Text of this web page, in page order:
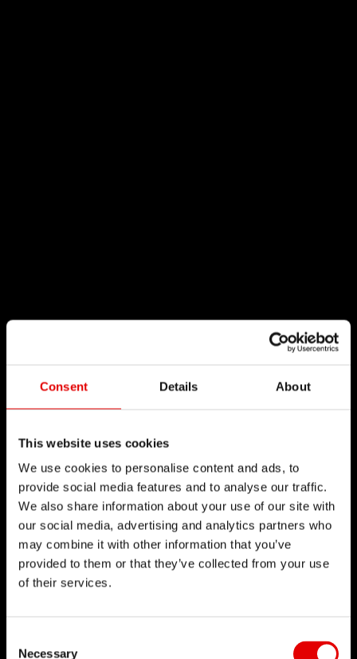
Consent Details About
This website uses cookies
We use cookies to personalise content and ads, to
provide social media features and to analyse our traffic.
We also share information about your use of our site with
our social media, advertising and analytics partners who
may combine it with other information that you’ve
provided to them or that they’ve collected from your use
of their services.
Necessary